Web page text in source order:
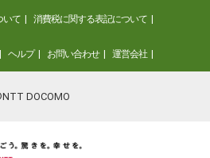
148万円
静岡県熱海市紅葉ガ丘町
34.92m²
いて 消費税に関する表記について
ヘルプ お問い合わせ 運営会社
DOCOMO